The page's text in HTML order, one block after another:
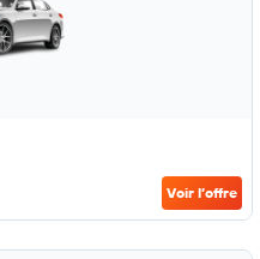
Voir l’offre